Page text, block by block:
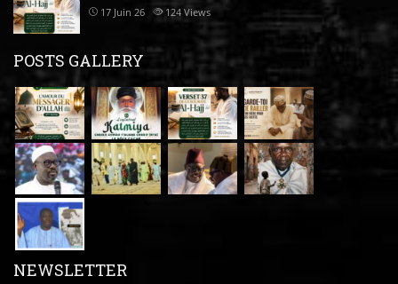
17 Juin 26 124 Views
POSTS GALLERY
NEWSLETTER